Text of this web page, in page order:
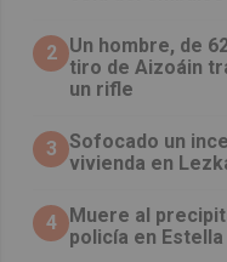
2 Un hombre, de
tiro de Aizoáin
un rifle
3 Sofocado un
vivienda en
4 Muere al
policía en Estella